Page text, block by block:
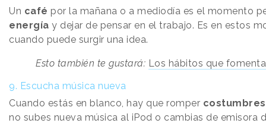
Un café por la mañana o a mediodía es el momento
energía y dejar de pensar en el trabajo. Es en estos
cuando puede surgir una idea.
Esto también te gustará: Los hábitos que
9. Escucha música nueva
Cuando estás en blanco, hay que romper costumbres
no subes nueva música al iPod o cambias de emisora